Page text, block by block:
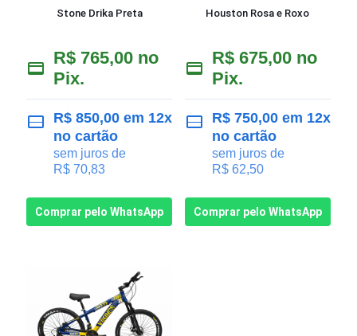
Stone Drika Preta
R$ 765,00 no
Pix.
R$ 850,00 em 12x
no cartão
sem juros de
R$ 70,83
Comprar pelo WhatsApp
Houston Rosa e Roxo
R$675,00 no
Pix.
R$750,00em 12x
no cartão
sem juros de
R$62,50
Comprar pelo WhatsApp